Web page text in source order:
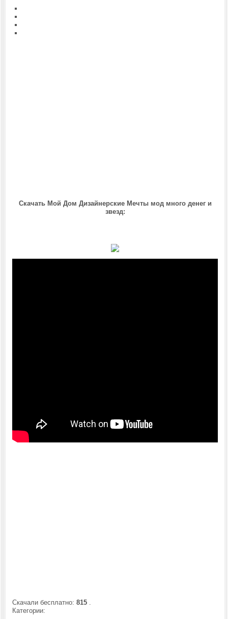
Скачать Мой Дом Дизайнерские Мечты мод много денег и
звезд:
Скачали бесплатно: 815.
Категории: